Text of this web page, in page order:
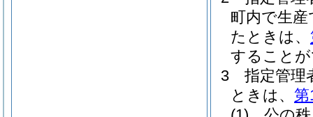
町内で生
たときは、
すること
3
指定管理
ときは、 第